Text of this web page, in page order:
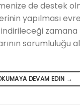
de destek
yapılması
zamana
sorumluluğu
DEVAM EDIN →